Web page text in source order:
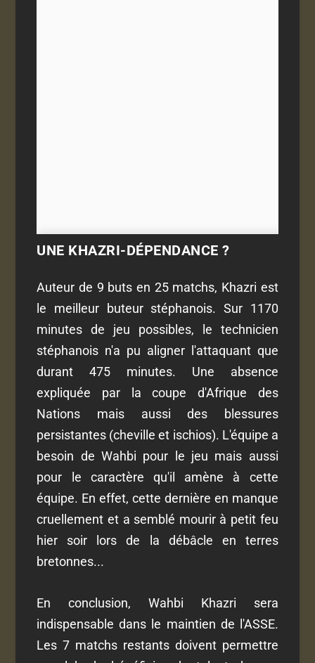
UNE KHAZRI-DÉPENDANCE ?
Auteur de 9 buts en 25 matchs, Khazri est
le meilleur buteur stéphanois. Sur 1170
minutes de jeu possibles, le technicien
stéphanois n'a pu aligner l'attaquant que
durant 475 minutes. Une absence
expliquée par la coupe d'Afrique des
Nations mais aussi des blessures
persistantes (cheville et ischios). L'équipe a
besoin de Wahbi pour le jeu mais aussi
pour le caractère qu'il amène à cette
équipe. En effet, cette dernière en manque
cruellement et a semblé mourir à petit feu
hier soir lors de la débâcle en terres
bretonnes...
En conclusion, Wahbi Khazri sera
indispensable dans le maintien de l'ASSE.
Les 7 matchs restants doivent permettre